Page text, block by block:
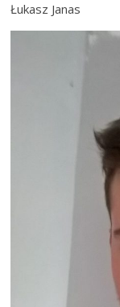
Łukasz Janas